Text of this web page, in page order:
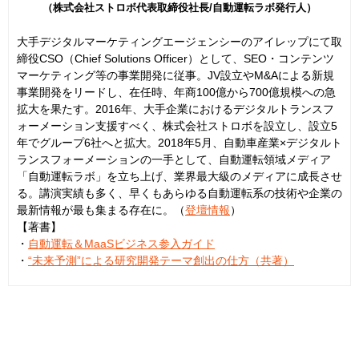
（株式会社ストロボ代表取締役社長/自動運転ラボ発行人）
大手デジタルマーケティングエージェンシーのアイレップにて取
締役CSO（Chief Solutions Officer）として、SEO・コンテンツ
マーケティング等の事業開発に従事。JV設立やM&Aによる新規
事業開発をリードし、在任時、年商100億から700億規模への急
拡大を果たす。2016年、大手企業におけるデジタルトランスフ
ォーメーション支援すべく、株式会社ストロボを設立し、設立5
年でグループ6社へと拡大。2018年5月、自動車産業×デジタルト
ランスフォーメーションの一手として、自動運転領域メディア
「自動運転ラボ」を立ち上げ、業界最大級のメディアに成長させ
る。講演実績も多く、早くもあらゆる自動運転系の技術や企業の
最新情報が最も集まる存在に。（登壇情報）
【著書】
・ 自動運転＆MaaSビジネス参入ガイド
・ “未来予測”による研究開発テーマ創出の仕方（共著）